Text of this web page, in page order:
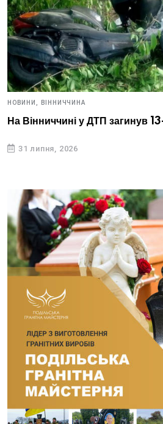
НОВИНИ, ВІННИЧЧИНА
На Вінниччині у ДТП загинув
31 липня, 2026